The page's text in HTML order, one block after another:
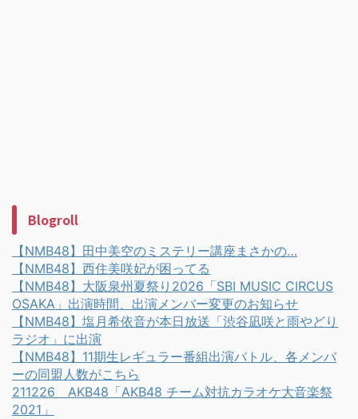
Blogroll
【NMB48】田中美空のミステリー講座まさかの…
【NMB48】西住美咲妃が困ってる
【NMB48】大阪泉州夏祭り2026「SBI MUSIC CIRCUS
OSAKA」出演時間、出演メンバー変更のお知らせ
【NMB48】塩月希依音が本日放送「渋谷凪咲と雨やどり
ラジオ」に出演
【NMB48】11期生レギュラー番組出演バトル、各メンバ
ーの同盟人数がこちら
211226 AKB48「AKB48 チーム対抗カラオケ大音楽祭
2021」